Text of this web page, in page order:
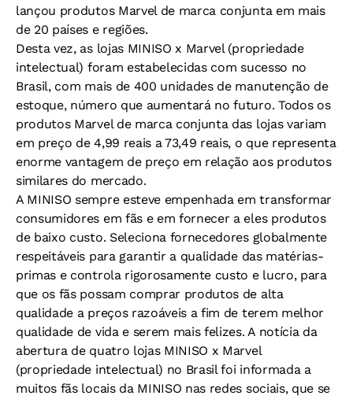
lançou produtos Marvel de marca conjunta em mais
de 20 países e regiões.
Desta vez, as lojas MINISO x Marvel (propriedade
intelectual) foram estabelecidas com sucesso no
Brasil, com mais de 400 unidades de manutenção de
estoque, número que aumentará no futuro. Todos os
produtos Marvel de marca conjunta das lojas variam
em preço de 4,99 reais a 73,49 reais, o que representa
enorme vantagem de preço em relação aos produtos
similares do mercado.
A MINISO sempre esteve empenhada em transformar
consumidores em fãs e em fornecer a eles produtos
de baixo custo. Seleciona fornecedores globalmente
respeitáveis para garantir a qualidade das matérias-
primas e controla rigorosamente custo e lucro, para
que os fãs possam comprar produtos de alta
qualidade a preços razoáveis a fim de terem melhor
qualidade de vida e serem mais felizes. A notícia da
abertura de quatro lojas MINISO x Marvel
(propriedade intelectual) no Brasil foi informada a
muitos fãs locais da MINISO nas redes sociais, que se